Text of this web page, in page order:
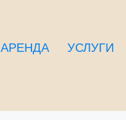
АРЕНДА УСЛУГИ